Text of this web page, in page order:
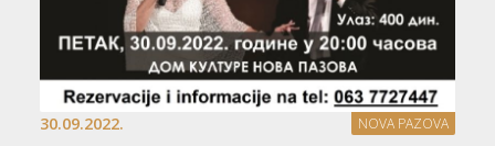
30.09.2022. NOVA PAZOVA